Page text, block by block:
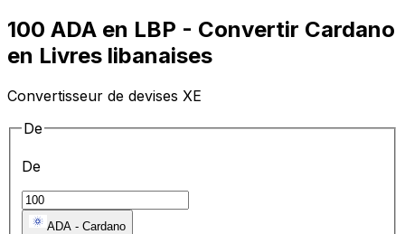
100 ADA en LBP - Convertir Cardano
en Livres libanaises
Convertisseur de devises XE
De
De
ADA - Cardano